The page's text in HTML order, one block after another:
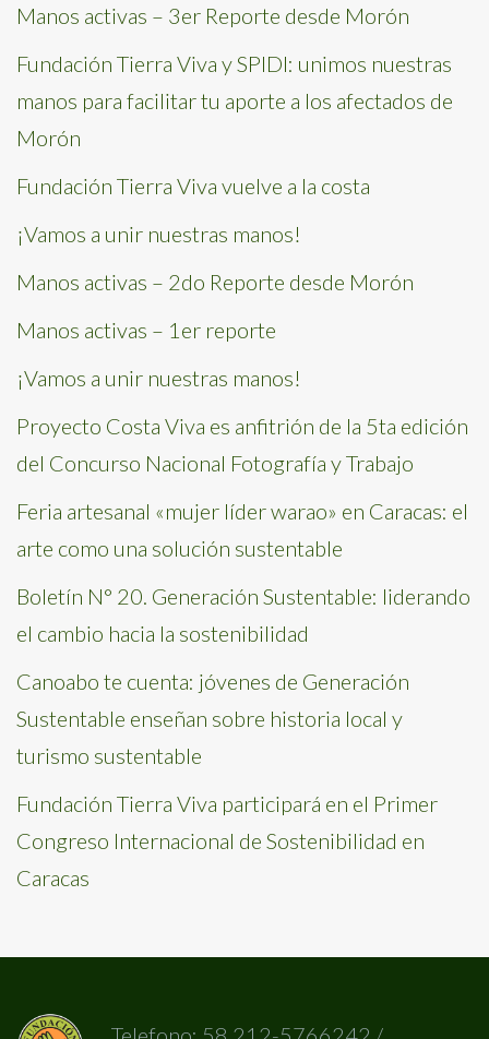
Manos activas – 3er Reporte desde Morón
Fundación Tierra Viva y SPIDI: unimos nuestras
manos para facilitar tu aporte a los afectados de
Morón
Fundación Tierra Viva vuelve a la costa
¡Vamos a unir nuestras manos!
Manos activas – 2do Reporte desde Morón
Manos activas – 1er reporte
¡Vamos a unir nuestras manos!
Proyecto Costa Viva es anfitrión de la 5ta edición
del Concurso Nacional Fotografía y Trabajo
Feria artesanal «mujer líder warao» en Caracas: el
arte como una solución sustentable
Boletín N° 20. Generación Sustentable: liderando
el cambio hacia la sostenibilidad
Canoabo te cuenta: jóvenes de Generación
Sustentable enseñan sobre historia local y
turismo sustentable
Fundación Tierra Viva participará en el Primer
Congreso Internacional de Sostenibilidad en
Caracas